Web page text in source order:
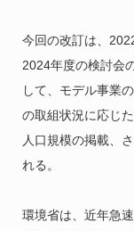
今回の改訂は、
2024年度の検討会
して、モデル事業
の取組状況に応じ
人口規模の掲載、
れる。
環境省は、近年急